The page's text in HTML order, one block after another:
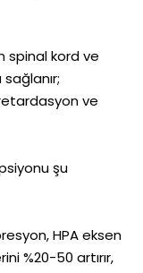
spinal kord ve
ve
şu
HPA eksen
%20-50 artırır,